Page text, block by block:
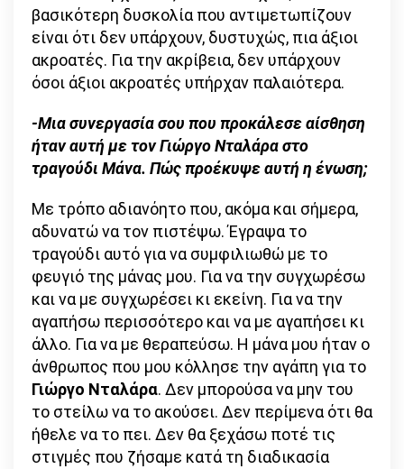
βασικότερη δυσκολία που αντιμετωπίζουν
είναι ότι δεν υπάρχουν, δυστυχώς, πια άξιοι
ακροατές. Για την ακρίβεια, δεν υπάρχουν
όσοι άξιοι ακροατές υπήρχαν παλαιότερα.
-Μια συνεργασία σου που προκάλεσε αίσθηση
ήταν αυτή με τον Γιώργο Νταλάρα στο
τραγούδι Μάνα. Πώς προέκυψε αυτή η ένωση;
Με τρόπο αδιανόητο που, ακόμα και σήμερα,
αδυνατώ να τον πιστέψω. Έγραψα το
τραγούδι αυτό για να συμφιλιωθώ με το
φευγιό της μάνας μου. Για να την συγχωρέσω
και να με συγχωρέσει κι εκείνη. Για να την
αγαπήσω περισσότερο και να με αγαπήσει κι
άλλο. Για να με θεραπεύσω. Η μάνα μου ήταν ο
άνθρωπος που μου κόλλησε την αγάπη για το
Γιώργο Νταλάρα. Δεν μπορούσα να μην του
το στείλω να το ακούσει. Δεν περίμενα ότι θα
ήθελε να το πει. Δεν θα ξεχάσω ποτέ τις
στιγμές που ζήσαμε κατά τη διαδικασία